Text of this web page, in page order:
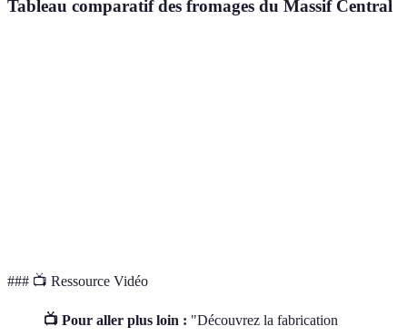
Tableau comparatif des fromages du Massif Central
### 📺 Ressource Vidéo
📺 Pour aller plus loin : "Découvrez la fabrication